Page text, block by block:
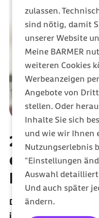
zulassen.
sind nötig, damit
unserer Website
Meine BARMER
weiteren Cookies
Werbeanzeigen
Angebote von
stellen. Oder
Inhalte Sie sich
und wie wir Ihnen
Nutzungserlebnis
"Einstellungen
Auswahl
Und auch später
ändern.
200 Euro
dich für
Lebensstil
Du spielst Basketball
im Verein? Oder gehst